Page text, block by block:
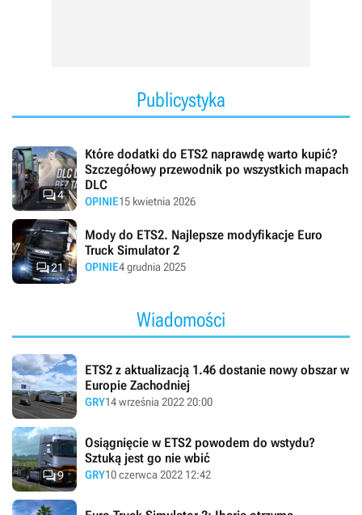
Publicystyka
4
Które dodatki do ETS2 naprawdę warto kupić?
Szczegółowy przewodnik po wszystkich mapach
DLC
OPINIE15 kwietnia 2026
21
Mody do ETS2. Najlepsze modyfikacje Euro
Truck Simulator 2
OPINIE4 grudnia 2025
Wiadomości
ETS2 z aktualizacją 1.46 dostanie nowy obszar w
Europie Zachodniej
GRY14 września 2022 20:00
9
Osiągnięcie w ETS2 powodem do wstydu?
Sztuką jest go nie wbić
GRY10 czerwca 2022 12:42